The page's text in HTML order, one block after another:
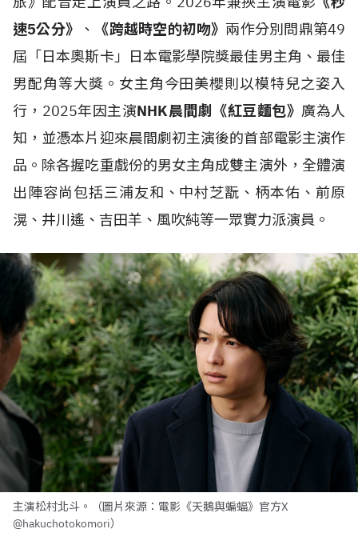
速5公分》
、 《跨越時空的初吻》 兩作分別問鼎第49
屆「日本奧斯卡」日本電影學院獎最佳男主角、最佳
男配角等大獎。女主角今田美櫻則以模特兒之姿入
行，2025年因主演NHK晨間劇《紅豆麵包》 廣為人
知，並憑本片迎來晨間劇初主演後的首部電影主演作
品。除各握吃重戲份的男女主角成雙主演外，全體演
出陣容尚包括三浦友和、中村芝翫、柄本佑、前原
滉、井川遙、吉田羊、風吹純等一眾實力派演員。
主演松村北斗。（圖片來源：電影《天鵝與蝙蝠》官方X
@hakuchotokomori）